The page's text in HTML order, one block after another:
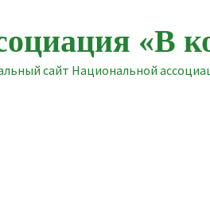
«В
сайт Национальной